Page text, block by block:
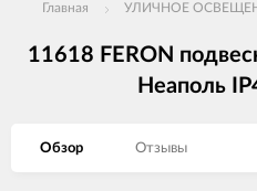
Главная УЛИЧНОЕ
11618 FERON
Неаполь
Обзор Отзывы